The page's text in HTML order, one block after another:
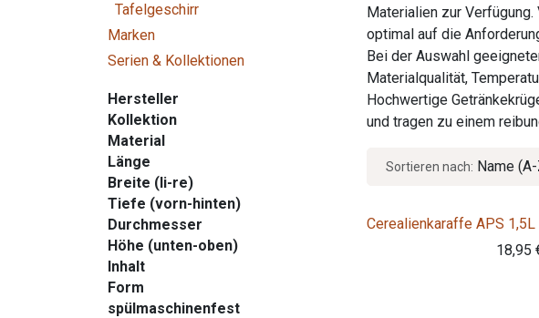
Tafelgeschirr
Marken
Serien & Kollektionen
Hersteller
Kollektion
Material
Länge
Breite (li-re)
Tiefe (vorn-hinten)
Durchmesser
Höhe (unten-oben)
Inhalt
Form
spülmaschinenfest
Materialien zur
optimal auf die
Bei der Auswahl
Materialqualität,
Hochwertige
und tragen zu einem
Sortieren nach: Name
Cerealienkaraffe APS 1,5L
18,95